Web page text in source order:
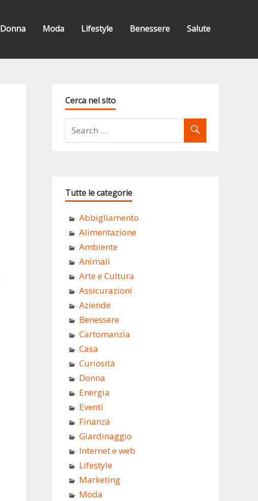
Donna Moda Lifestyle Benessere Salute
Cerca nel sito
Tutte le categorie
Abbigliamento
Alimentazione
Ambiente
Animali
Arte e Cultura
Assicurazioni
Aziende
Benessere
Cartomanzia
Casa
Curiosità
Donna
Energia
Eventi
Finanza
Giardinaggio
Internet e web
Lifestyle
Marketing
Moda